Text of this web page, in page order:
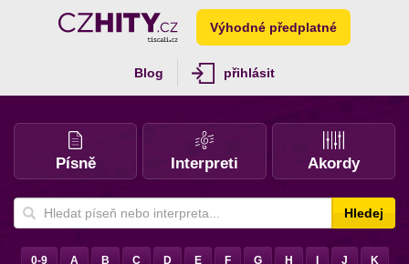
Výhodné předplatné
Blog přihlásit
Písně Interpreti Akordy
Hledej
0-9 A B C D E F G H J K